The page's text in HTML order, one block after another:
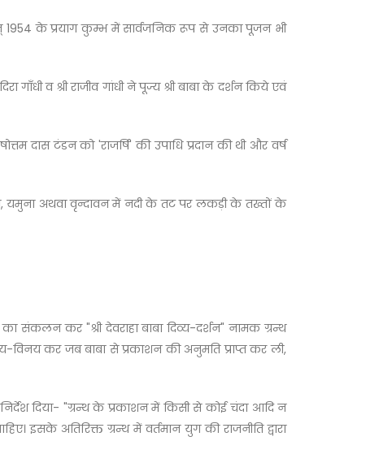
1954 के प्रयाग कुम्भ में सार्वजनिक रूप से उनका पूजन भी
गाँधी व श्री राजीव गांधी ने पूज्य श्री बाबा के दर्शन किये एवं
दास टंडन को 'राजर्षि' की उपाधि प्रदान की थी और वर्ष
यमुना अथवा वृन्दावन में नदी के तट पर लकड़ी के तख्तों के
संकलन कर "श्री देवराहा बाबा दिव्य-दर्शन" नामक ग्रन्थ
विनय कर जब बाबा से प्रकाशन की अनुमति प्राप्त कर ली,
दिया- "ग्रन्थ के प्रकाशन में किसी से कोई चंदा आदि न
इसके अतिरिक्त ग्रन्थ में वर्तमान युग की राजनीति द्वारा